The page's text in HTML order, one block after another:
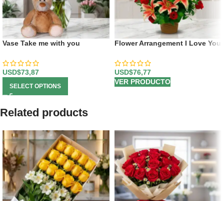
Vase Take me with you
USD$73,87
SELECT OPTIONS
Flower Arrangement I Love You
USD$76,77
VER PRODUCTO
Related products